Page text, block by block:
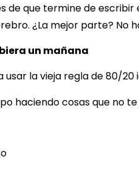
de que termine de
¿La mejor parte? No
un mañana
usar la vieja regla de 80/
haciendo cosas que no